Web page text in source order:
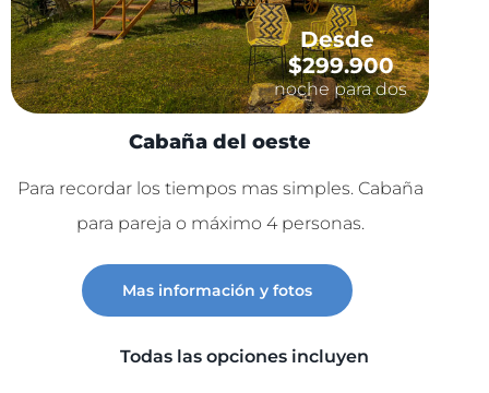
Desde
$299.900
noche para dos
Cabaña del oeste
Para recordar los tiempos mas simples. Cabaña
para pareja o máximo 4 personas.
Mas información y fotos
Todas las opciones incluyen